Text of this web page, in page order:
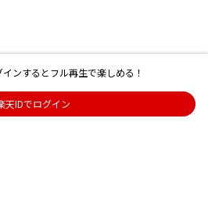
インするとフル再生で楽しめる！
天IDでログイン